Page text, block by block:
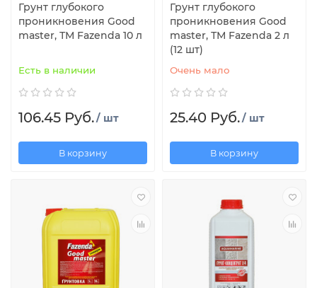
Грунт глубокого
проникновения Good
master, ТМ Fazenda 10 л
Есть в наличии
106.45 Руб./ шт
В корзину
Грунт глубокого
проникновения Good
master, ТМ Fazenda 2 л
(12 шт)
Очень мало
25.40 Руб./ шт
В корзину